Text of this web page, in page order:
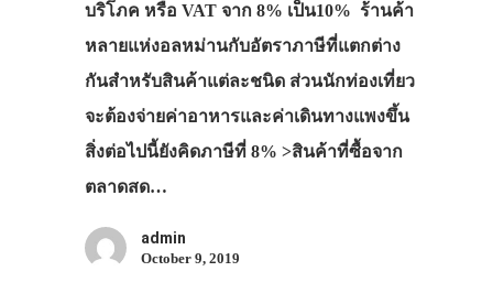
บริโภค หรือ VAT จาก 8% เป็น10% ร้านค้า
หลายแห่งอลหม่านกับอัตราภาษีที่แตกต่าง
กันสำหรับสินค้าแต่ละชนิด ส่วนนักท่องเที่ยว
จะต้องจ่ายค่าอาหารและค่าเดินทางแพงขึ้น
สิ่งต่อไปนี้ยังคิดภาษีที่ 8% >สินค้าที่ซื้อจาก
ตลาดสด…
admin
October 9, 2019